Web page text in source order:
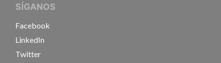
SÍGANOS
Facebook
LinkedIn
Twitter